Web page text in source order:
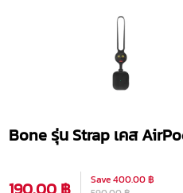
Bone รุ่น Strap เคส
Save400.00 ฿